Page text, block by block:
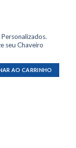
seu Chaveiro
AO CARRINHO